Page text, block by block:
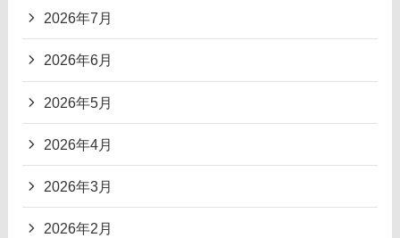
2026年7月
2026年6月
2026年5月
2026年4月
2026年3月
2026年2月